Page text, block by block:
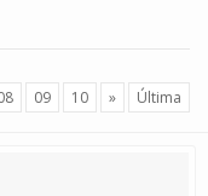
09 10 » Última